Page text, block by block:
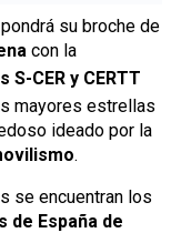
su broche de
con la
CER y CERTT
mayores estrellas
ideado por la
.
se encuentran los
de España de